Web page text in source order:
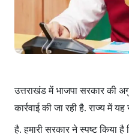
उत्तराखंड में भाजपा सरकार की
कार्रवाई की जा रही है. राज्य में
है. हमारी सरकार ने स्पष्ट किया है